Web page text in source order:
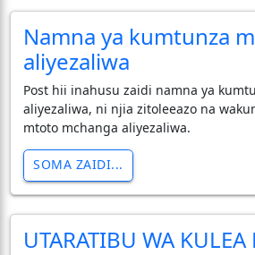
Namna ya kumtunza
aliyezaliwa
Post hii inahusu zaidi namna ya
aliyezaliwa, ni njia zitoleeazo na
mtoto mchanga aliyezaliwa.
SOMA ZAIDI...
UTARATIBU WA